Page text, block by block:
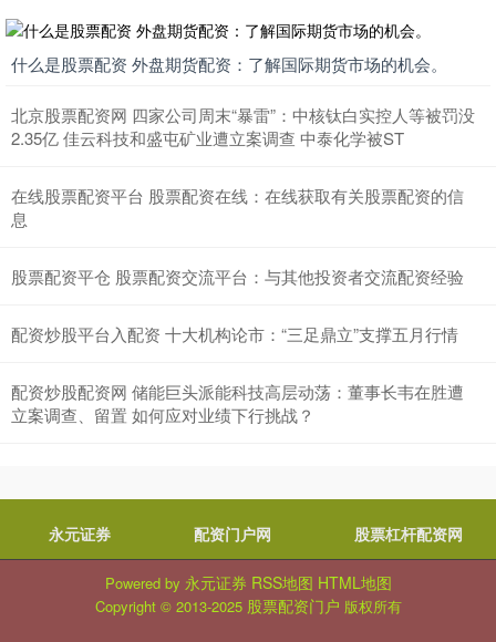
什么是股票配资 外盘期货配资：了解国际期货市场的机会。
北京股票配资网 四家公司周末“暴雷”：中核钛白实控人等被罚没
2.35亿 佳云科技和盛屯矿业遭立案调查 中泰化学被ST
在线股票配资平台 股票配资在线：在线获取有关股票配资的信
息
股票配资平仓 股票配资交流平台：与其他投资者交流配资经验
配资炒股平台入配资 十大机构论市：“三足鼎立”支撑五月行情
配资炒股配资网 储能巨头派能科技高层动荡：董事长韦在胜遭
立案调查、留置 如何应对业绩下行挑战？
永元证券 配资门户网 股票杠杆配资网
Powered by 永元证券 RSS地图 HTML地图
Copyright © 2013-2025 股票配资门户 版权所有